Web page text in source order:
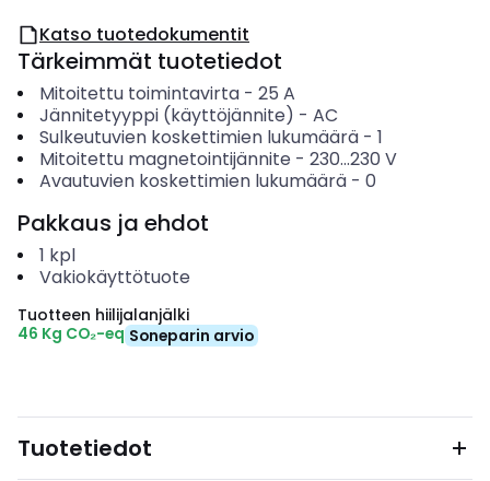
Katso tuotedokumentit
Tärkeimmät tuotetiedot
Mitoitettu toimintavirta- 25 A
Jännitetyyppi (käyttöjännite) - AC
Sulkeutuvien koskettimien lukumäärä- 1
Mitoitettu magnetointijännite - 230...230 V
Avautuvien koskettimien lukumäärä- 0
Pakkaus ja ehdot
1 kpl
Vakiokäyttötuote
Tuotteen hiilijalanjälki
46 Kg CO₂-eq Soneparin arvio
Tuotetiedot